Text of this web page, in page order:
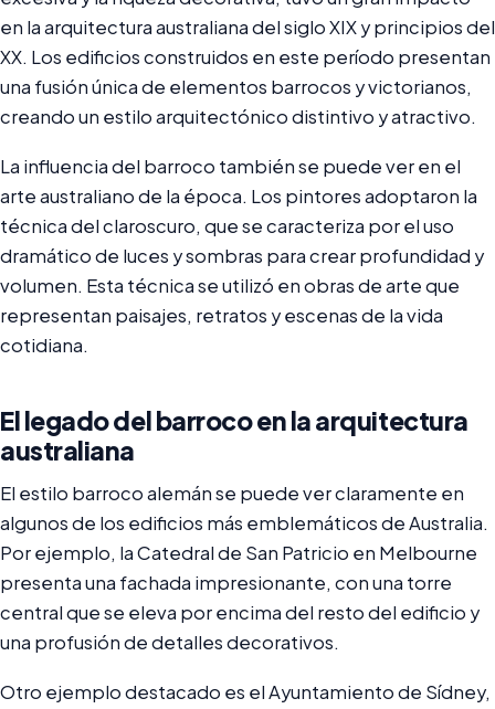
en la arquitectura australiana del siglo XIX y principios del
XX. Los edificios construidos en este período presentan
una fusión única de elementos barrocos y victorianos,
creando un estilo arquitectónico distintivo y atractivo.
La influencia del barroco también se puede ver en el
arte australiano de la época. Los pintores adoptaron la
técnica del claroscuro, que se caracteriza por el uso
dramático de luces y sombras para crear profundidad y
volumen. Esta técnica se utilizó en obras de arte que
representan paisajes, retratos y escenas de la vida
cotidiana.
El legado del barroco en la arquitectura
australiana
El estilo barroco alemán se puede ver claramente en
algunos de los edificios más emblemáticos de Australia.
Por ejemplo, la Catedral de San Patricio en Melbourne
presenta una fachada impresionante, con una torre
central que se eleva por encima del resto del edificio y
una profusión de detalles decorativos.
Otro ejemplo destacado es el Ayuntamiento de Sídney,